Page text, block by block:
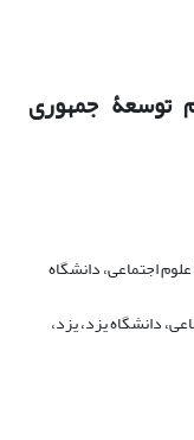
توسعۀ جمهوری
اجتماعی، دانشگاه
دانشگاه یزد، یزد،